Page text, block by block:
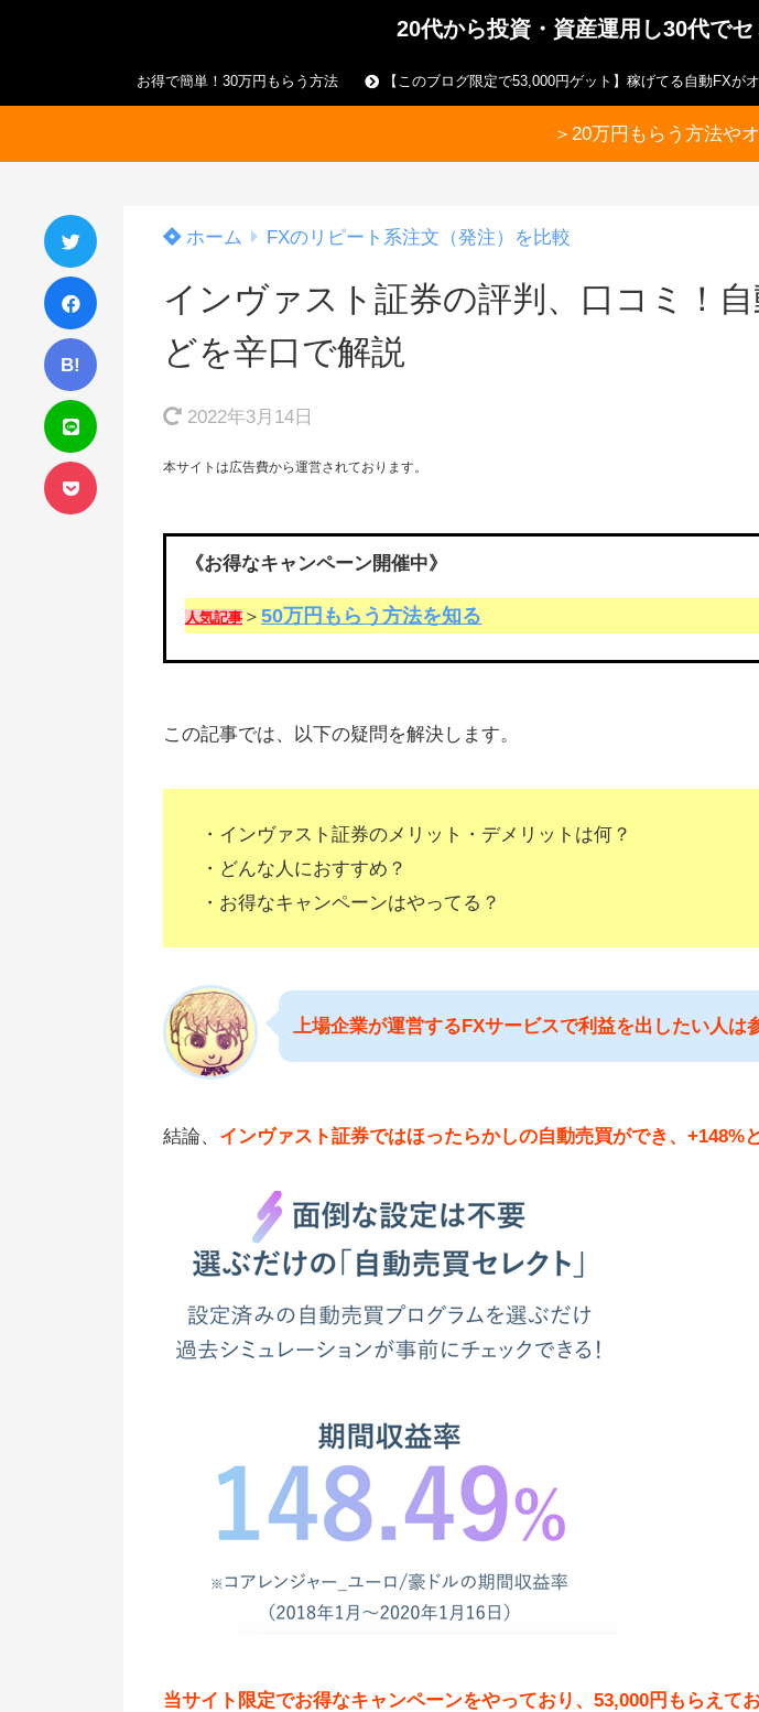
20代から投資・資産運用し30代で
お得で簡単！30万円もらう方法 【このブログ限定で53,000円ゲット】稼げてる自動FXが
＞20万円もらう方法や
B!
ホーム FXのリピート系注文（発注）を比較
インヴァスト証券の評判、口コミ！
どを辛口で解説
2022年3月14日
本サイトは広告費から運営されております。
《お得なキャンペーン開催中》
人気記事 ＞ 50万円もらう方法を知る
この記事では、以下の疑問を解決します。
・インヴァスト証券のメリット・デメリットは何？
・どんな人におすすめ？
・お得なキャンペーンはやってる？
上場企業が運営するFXサービスで利益を出したい人は
結論、 インヴァスト証券ではほったらかしの自動売買ができ、+148%
当サイト限定でお得なキャンペーンをやっており、53,000円もらえて